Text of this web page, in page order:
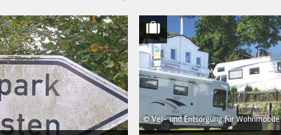
© Ver- und Entsorgung für Wohnmobile